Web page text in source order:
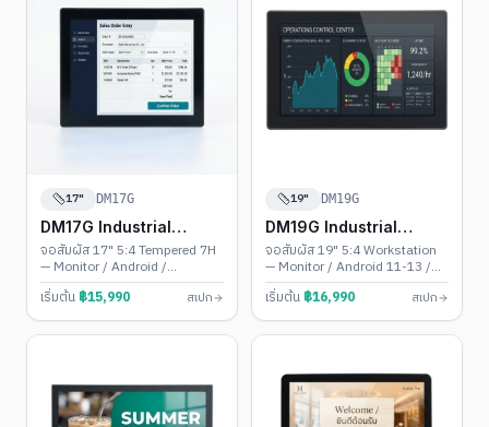
17" DM17G
DM17G Industrial
Touch PC
จอสัมผัส 17" 5:4 Tempered 7H
— Monitor / Android /
Windows • Backlight 30,000
ชม.
เริ่มต้น ฿15,990 สเปก
19" DM19G
DM19G Industrial
Touch PC
จอสัมผัส 19" 5:4 Workstation
— Monitor / Android 11-13 /
Windows 10-11 • IP65 + VESA
100
เริ่มต้น ฿16,990 สเปก